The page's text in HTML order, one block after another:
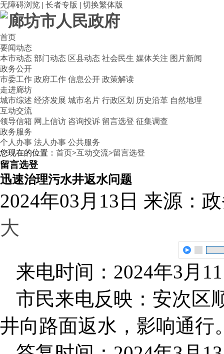
无障碍浏览 | 长者专版 | 切换繁体版
首页
要闻动态
本市动态 部门动态 区县动态 社会民生 媒体关注 图片新闻
政务公开
市委工作 政府工作 信息公开 政策解读
走进廊坊
城市综述 经济发展 城市名片 行政区划 历史沿革 自然地理
互动交流
领导信箱 网上信访 咨询投诉 留言选登 征集调查
政务服务
个人办事 法人办事 公共服务
您现在的位置： 首页>互动交流>留言选登
留言选登
迅速治理污水井返水问题
2024年03月13日 来源：
大
来电时间：2024年3月
市民来电反映：安次区
井向路面返水，影响通行